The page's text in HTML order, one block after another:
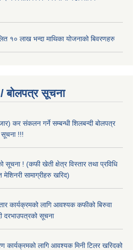
१० लाख भन्दा माथिका योजनाको बिवरणहरु
बोलपत्र सूचना
कर संकलन गर्ने सम्बन्धी शिलबन्दी बोलपत्र
सूचना !!!
! (कफी खेती क्षेत्र विस्तार तथा प्रविधि
मेशिनरी सामाग्रीहरु खरिद)
कार्यक्रमको लागि आवश्यक कफीको बिरुवा
दरभाउपत्रको सूचना
कार्यक्रमको लागि आवश्यक मिनी टिलर खरिदको